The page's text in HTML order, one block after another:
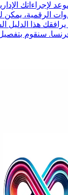
لإجراءاتك
الرقمية،
يرافقك هذا
سنقوم